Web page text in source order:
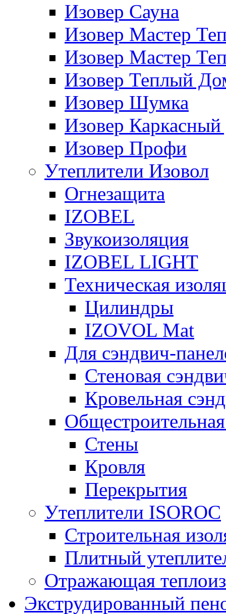
Изовер Сауна
Изовер Мастер
Изовер Мастер
Изовер Теплый
Изовер Шумка
Изовер
Изовер Профи
Утеплители Изовол
Огнезащита
IZOBEL
Звукоизоляция
IZOBEL LIGHT
Техническая
Цилиндры
IZOVOL Mat
Для сэндвич-
Стеновая
Кровельная
Стены
Кровля
Перекрытия
Утеплители ISOROC
Строительная
Плитный
Отражающая
Экструдированный